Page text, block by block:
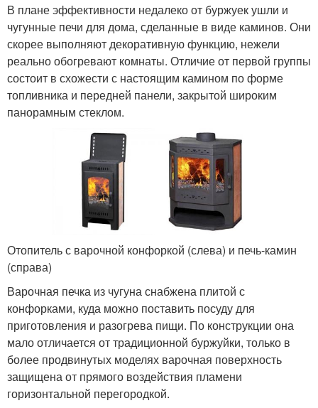
В плане эффективности недалеко от буржуек ушли и
чугунные печи для дома, сделанные в виде каминов. Они
скорее выполняют декоративную функцию, нежели
реально обогревают комнаты. Отличие от первой группы
состоит в схожести с настоящим камином по форме
топливника и передней панели, закрытой широким
панорамным стеклом.
Отопитель с варочной конфоркой (слева) и печь-камин
(справа)
Варочная печка из чугуна снабжена плитой с
конфорками, куда можно поставить посуду для
приготовления и разогрева пищи. По конструкции она
мало отличается от традиционной буржуйки, только в
более продвинутых моделях варочная поверхность
защищена от прямого воздействия пламени
горизонтальной перегородкой.